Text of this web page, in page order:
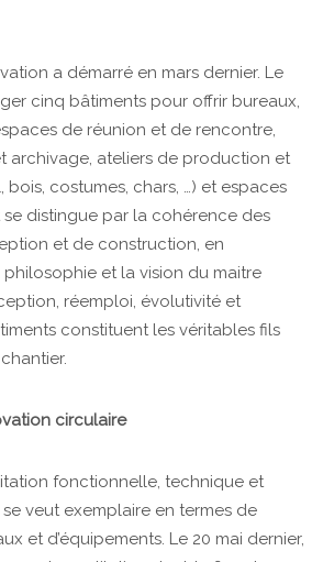
a démarré en mars dernier. Le
cinq bâtiments pour offrir bureaux,
de réunion et de rencontre,
archivage, ateliers de production et
costumes, chars, …) et espaces
se distingue par la cohérence des
et de construction, en
et la vision du maitre
réemploi, évolutivité et
constituent les véritables fils
circulaire
fonctionnelle, technique et
veut exemplaire en termes de
et d’équipements. Le 20 mai dernier,